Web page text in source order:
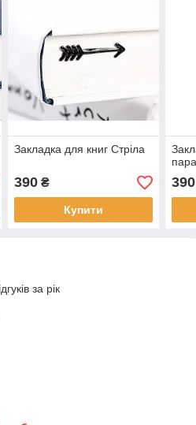
Закладка для книг Стріла
390₴
Купити
390
за рік